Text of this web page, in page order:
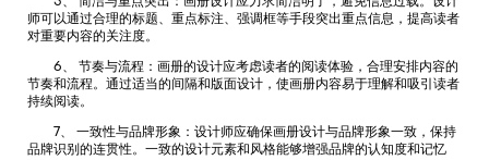
师可以通过合理的标题、重点标注、强调框等手段突出重点信息，提高读者
对重要内容的关注度。
6、 节奏与流程：画册的设计应考虑读者的阅读体验，合理安排内容的
节奏和流程。通过适当的间隔和版面设计，使画册内容易于理解和吸引读者
持续阅读。
7、 一致性与品牌形象：设计师应确保画册设计与品牌形象一致，保持
品牌识别的连贯性。一致的设计元素和风格能够增强品牌的认知度和记忆